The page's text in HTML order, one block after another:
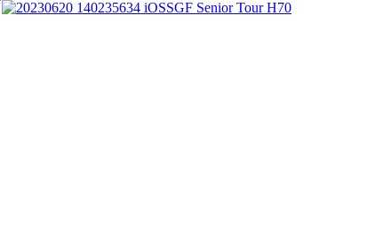
SGF Senior Tour H70